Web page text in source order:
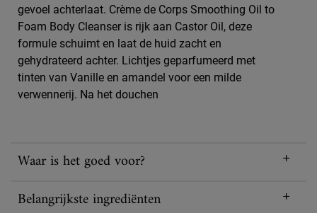
gevoel achterlaat. Crème de Corps Smoothing Oil to
Foam Body Cleanser is rijk aan Castor Oil, deze
formule schuimt en laat de huid zacht en
gehydrateerd achter. Lichtjes geparfumeerd met
tinten van Vanille en amandel voor een milde
verwennerij. Na het douchen
Waar is het goed voor?
Belangrijkste ingrediënten